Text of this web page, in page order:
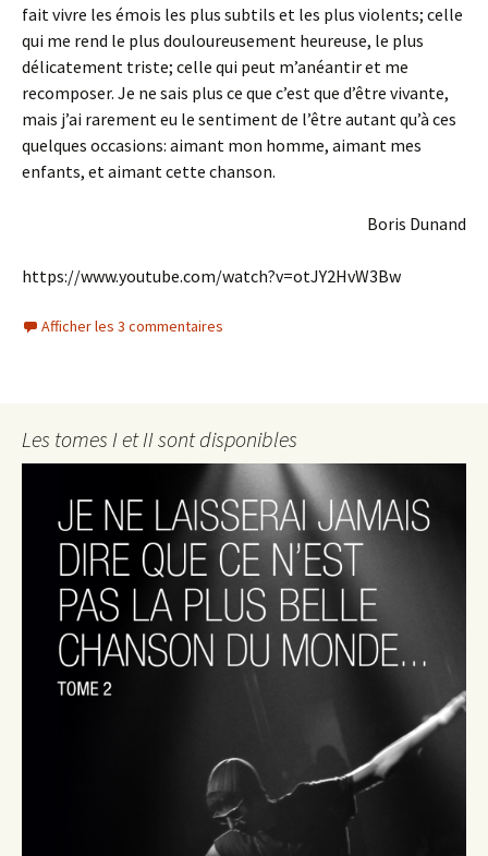
fait vivre les émois les plus subtils et les plus violents; celle
qui me rend le plus douloureusement heureuse, le plus
délicatement triste; celle qui peut m’anéantir et me
recomposer. Je ne sais plus ce que c’est que d’être vivante,
mais j’ai rarement eu le sentiment de l’être autant qu’à ces
quelques occasions: aimant mon homme, aimant mes
enfants, et aimant cette chanson.
Boris Dunand
https://www.youtube.com/watch?v=otJY2HvW3Bw
Afficher les 3 commentaires
Les tomes I et II sont disponibles